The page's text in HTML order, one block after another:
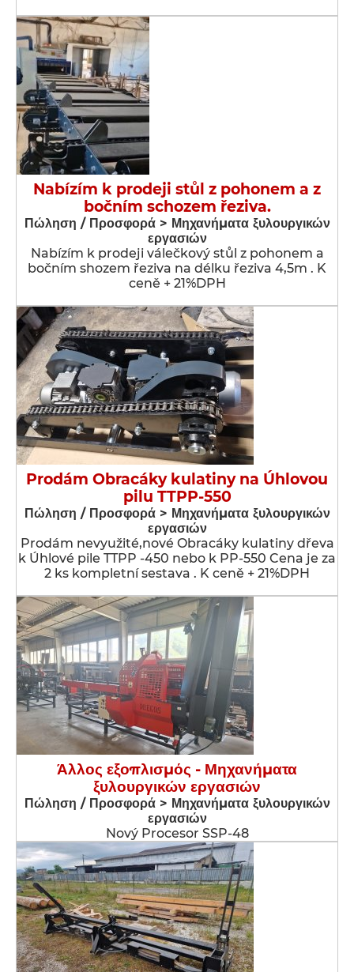
Nabízím k prodeji stůl z pohonem a z
bočním schozem řeziva.
Πώληση / Προσφορά > Μηχανήματα ξυλουργικών
εργασιών
Nabízím k prodeji válečkový stůl z pohonem a
bočním shozem řeziva na délku řeziva 4,5m . K
ceně + 21%DPH
Prodám Obracáky kulatiny na Úhlovou
pilu TTPP-550
Πώληση / Προσφορά > Μηχανήματα ξυλουργικών
εργασιών
Prodám nevyužité,nové Obracáky kulatiny dřeva
k Úhlové pile TTPP -450 nebo k PP-550 Cena je za
2 ks kompletní sestava . K ceně + 21%DPH
Άλλος εξοπλισμός - Μηχανήματα
ξυλουργικών εργασιών
Πώληση / Προσφορά > Μηχανήματα ξυλουργικών
εργασιών
Nový Procesor SSP-48